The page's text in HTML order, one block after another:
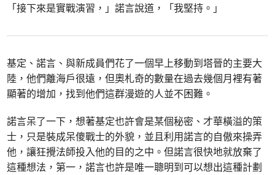
「接下來是實戰演習，」諾言說道，「我堅持。」
基定、諾言、與新成員們花了一個早上移動到塔晉的主要大
陸，他們離海戶很遠，但奧札奇的數量在過去幾個月裡有著
顯著的增加，找到他們這群漫遊的人並不困難。
諾言呆了一下，想著基定也許會是某個秘密、才華橫溢的策
士，只是裝成呆傻戰士的外貌，並且利用諾言的自傲來操弄
他，讓狂攪法師投入他的目的之中。但諾言很快地就放棄了
這種想法，第一，諾言也許是唯一聰明到可以想出這種計劃